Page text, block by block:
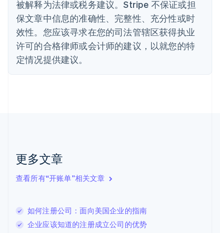
被解释为法律或税务建议。Stripe 不保证或担
保文章中信息的准确性、完整性、充分性或时
效性。您应该寻求在您的司法管辖区获得执业
许可的合格律师或会计师的建议，以就您的特
定情况提供建议。
更多文章
查看所有“开账单”相关文章
如何注册公司：面向美国企业的指南
企业应该知道的注册成立公司的优势
德国
DeutschEnglish
法国
FrançaisEnglish
芬兰
EnglishSvenska
English
English
卢森堡
罗马尼亚